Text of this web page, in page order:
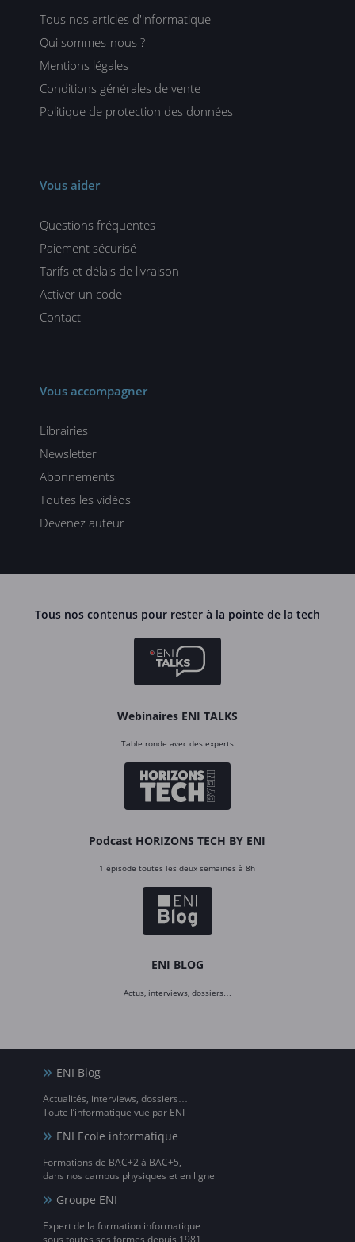
Tous nos articles d'informatique
Qui sommes-nous ?
Mentions légales
Conditions générales de vente
Politique de protection des données
Vous aider
Questions fréquentes
Paiement sécurisé
Tarifs et délais de livraison
Activer un code
Contact
Vous accompagner
Librairies
Newsletter
Abonnements
Toutes les vidéos
Devenez auteur
Tous nos contenus pour rester à la pointe de la tech
Webinaires ENI TALKS
Table ronde avec des experts
Podcast HORIZONS TECH BY ENI
1 épisode toutes les deux semaines à 8h
ENI BLOG
Actus, interviews, dossiers…
ENI Blog
Actualités, interviews, dossiers…
Toute l’informatique vue par ENI
ENI Ecole informatique
Formations de BAC+2 à BAC+5,
dans nos campus physiques et en ligne
Groupe ENI
Expert de la formation informatique
sous toutes ses formes depuis 1981